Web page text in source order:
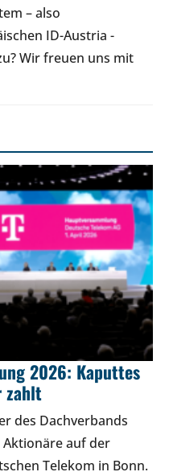
– also
ID-Austria -
Wir freuen uns mit
2026: Kaputtes
zahlt
des Dachverbands
auf der
Telekom in Bonn.